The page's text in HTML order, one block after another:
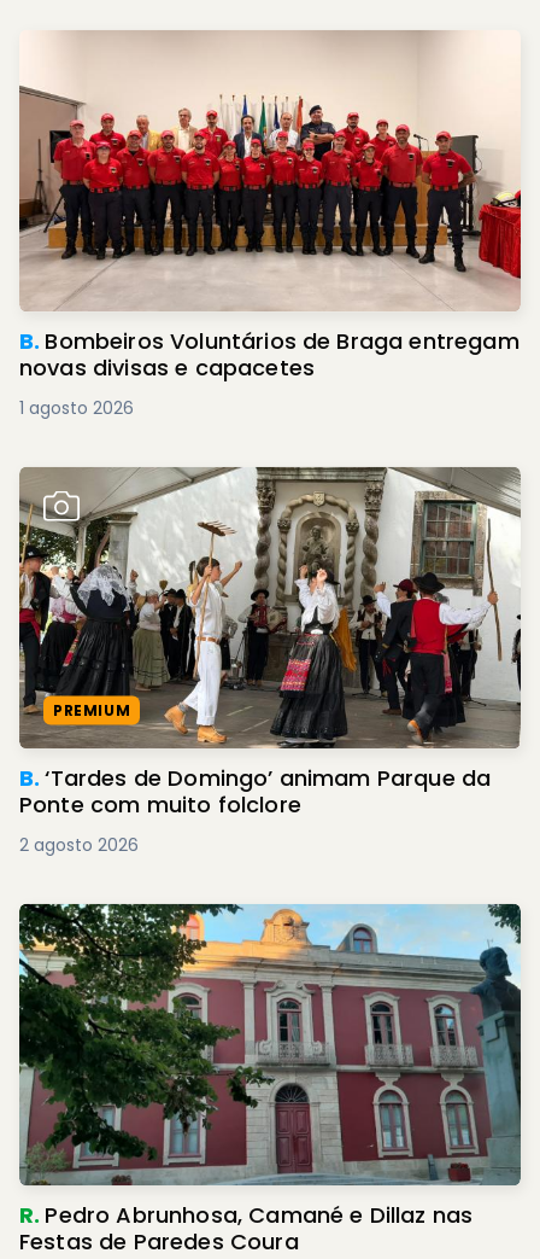
B. Bombeiros Voluntários de Braga entregam
novas divisas e capacetes
1 agosto 2026
PREMIUM
B.‘Tardes de Domingo’ animam Parque da
Ponte com muito folclore
2 agosto 2026
R. Pedro Abrunhosa, Camané e Dillaz nas
Festas de Paredes Coura